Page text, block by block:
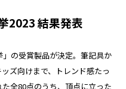
2023 結果発表
の受賞製品が決定。筆記具か
ズ向けまで、トレンド感たっ
全80点のうち、頂点に立った